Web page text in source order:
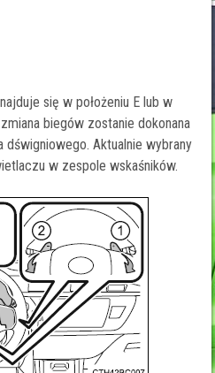
się w położeniu E lub w
biegów zostanie dokonana
dświgniowego. Aktualnie wybrany
w zespole wskaśników.